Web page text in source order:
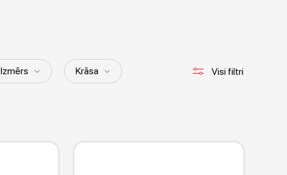
Izmērs Krāsa Visi filtri